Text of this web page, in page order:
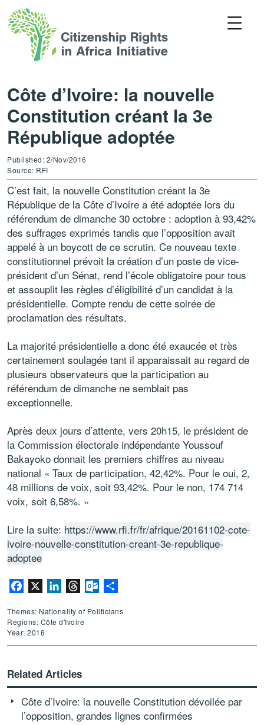
Côte d’Ivoire: la nouvelle
Constitution créant la 3e
République adoptée
Published: 2/Nov/2016
Source: RFI
C’est fait, la nouvelle Constitution créant la 3e
République de la Côte d’Ivoire a été adoptée lors du
référendum de dimanche 30 octobre : adoption à 93,42%
des suffrages exprimés tandis que l’opposition avait
appelé à un boycott de ce scrutin. Ce nouveau texte
constitutionnel prévoit la création d’un poste de vice-
président d’un Sénat, rend l’école obligatoire pour tous
et assouplit les règles d’éligibilité d’un candidat à la
présidentielle. Compte rendu de cette soirée de
proclamation des résultats.
La majorité présidentielle a donc été exaucée et très
certainement soulagée tant il apparaissait au regard de
plusieurs observateurs que la participation au
référendum de dimanche ne semblait pas
exceptionnelle.
Après deux jours d’attente, vers 20h15, le président de
la Commission électorale indépendante Youssouf
Bakayoko donnait les premiers chiffres au niveau
national « Taux de participation, 42,42%. Pour le oui, 2,
48 millions de voix, soit 93,42%. Pour le non, 174 714
voix, soit 6,58%. »
Lire la suite: https://www.rfi.fr/fr/afrique/20161102-cote-
ivoire-nouvelle-constitution-creant-3e-republique-
adoptee
Facebook LinkedInThreadsOutlook.com
Themes: Nationality of Politicians
Regions: Côte d'Ivoire
Year: 2016
Related Articles
Côte d’Ivoire: la nouvelle Constitution dévoilée par
l’opposition, grandes lignes confirmées